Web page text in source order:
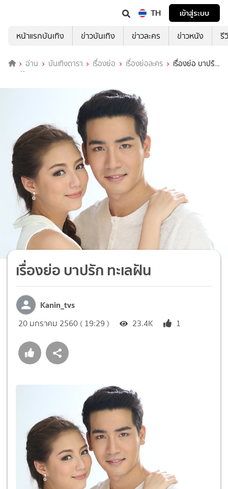
TH
เข้าสู่ระบบ
หน้าแรกบันเทิง
ข่าวบันเทิง ข่าวละคร ข่าวหนัง รี
อ่าน บันเทิงดารา เรื่องย่อ เรื่องย่อละคร
เรื่องย่อ บาปรัก
ทะเลฝัน
เรื่องย่อ บาปรัก ทะเลฝัน
Kanin_tvs
20 มกราคม 2560 ( 19:29 ) 23.4K 1